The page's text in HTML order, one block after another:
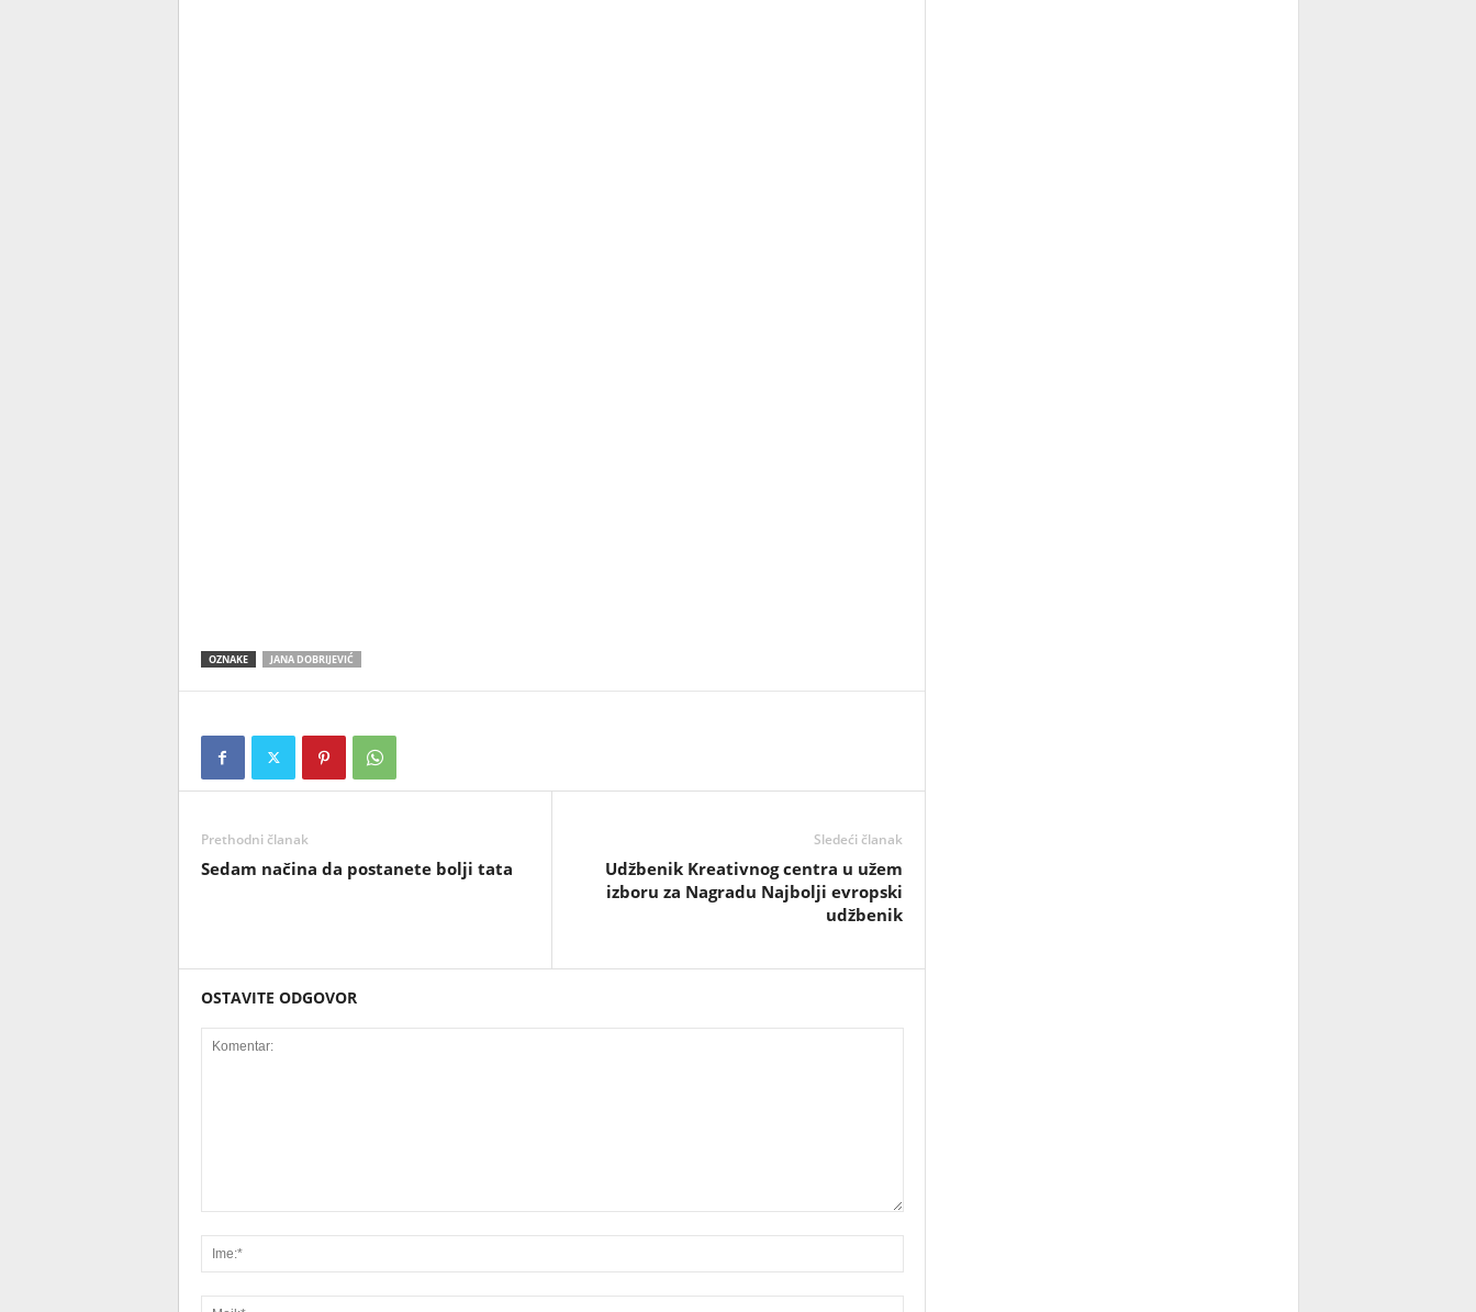
OZNAKE JANA DOBRIJEVIĆ
Prethodni članak
Sedam načina da postanete bolji tata
Sledeći članak
Udžbenik Kreativnog centra u užem
izboru za Nagradu Najbolji evropski
udžbenik
OSTAVITE ODGOVOR